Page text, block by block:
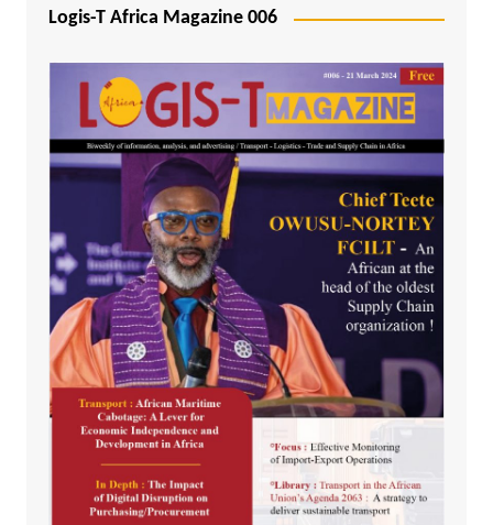
Logis-T Africa Magazine 006